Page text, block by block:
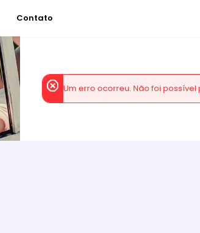
Contato
Um erro ocorreu. Não foi